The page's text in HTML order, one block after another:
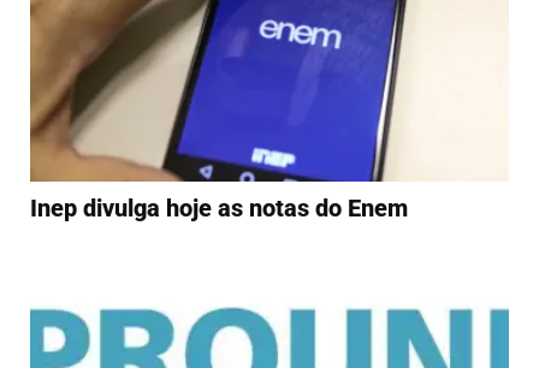
Inep divulga hoje as notas do Enem